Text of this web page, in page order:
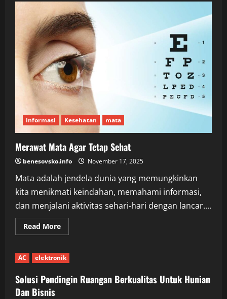
Liburan
Bali
yang
Nyaman:
Cara
Cerdas
Menentukan
Paket
dan
Agenda
Perjalanan
informasi Kesehatan mata
Merawat Mata Agar Tetap Sehat
benesovsko.info November 17, 2025
Mata adalah jendela dunia yang memungkinkan
kita menikmati keindahan, memahami informasi,
dan menjalani aktivitas sehari-hari dengan lancar....
Read MoreRead
more
Mata
Agar
Sehat
AC elektronik
Solusi Pendingin Ruangan Berkualitas Untuk Hunian
Dan Bisnis